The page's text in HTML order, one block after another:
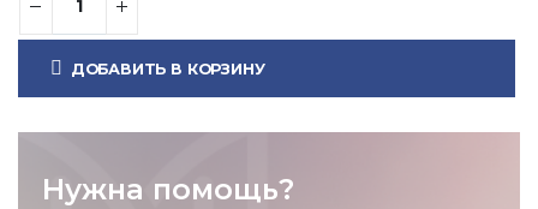
ДОБАВИТЬ В КОРЗИНУ
Нужна помощь?